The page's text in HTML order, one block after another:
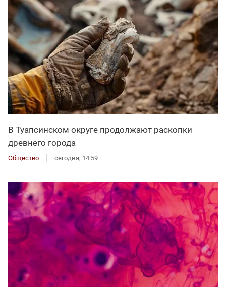
В Туапсинском округе продолжают раскопки
древнего города
Общество сегодня, 14:59